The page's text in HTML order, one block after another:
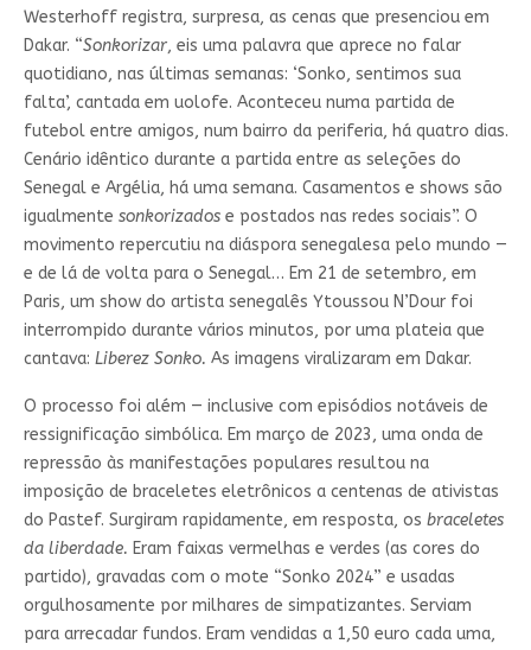
Westerhoff registra, surpresa, as cenas que presenciou em
Dakar. “Sonkorizar, eis uma palavra que aprece no falar
quotidiano, nas últimas semanas: ‘Sonko, sentimos sua
falta’, cantada em uolofe. Aconteceu numa partida de
futebol entre amigos, num bairro da periferia, há quatro dias.
Cenário idêntico durante a partida entre as seleções do
Senegal e Argélia, há uma semana. Casamentos e shows são
igualmente sonkorizados e postados nas redes sociais”. O
movimento repercutiu na diáspora senegalesa pelo mundo —
e de lá de volta para o Senegal… Em 21 de setembro, em
Paris, um show do artista senegalês Ytoussou N’Dour foi
interrompido durante vários minutos, por uma plateia que
cantava: Liberez Sonko. As imagens viralizaram em Dakar.
O processo foi além — inclusive com episódios notáveis de
ressignificação simbólica. Em março de 2023, uma onda de
repressão às manifestações populares resultou na
imposição de braceletes eletrônicos a centenas de ativistas
do Pastef. Surgiram rapidamente, em resposta, os braceletes
da liberdade. Eram faixas vermelhas e verdes (as cores do
partido), gravadas com o mote “Sonko 2024” e usadas
orgulhosamente por milhares de simpatizantes. Serviam
para arrecadar fundos. Eram vendidas a 1,50 euro cada uma,